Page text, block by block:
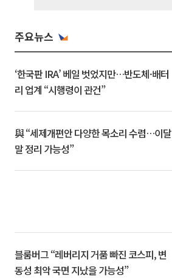
주요뉴스
‘한국판 IRA’ 베일 벗었지만…반도체·배터
리 업계 “시행령이 관건”
與 “세제개편안 다양한 목소리 수렴…이달
말 정리 가능성”
블룸버그 “레버리지 거품 빠진 코스피, 변
동성 최악 국면 지났을 가능성”